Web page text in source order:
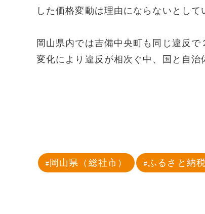
した価格変動は理由にならないとして
岡山県内では吉備中央町も同じ違反
変化により違反が相次ぐ中、国と自治
岡山県（総社市） ふるさと納税